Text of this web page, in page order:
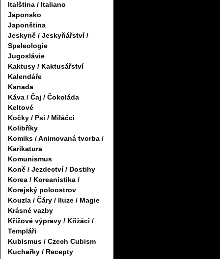
Italština / Italiano
Japonsko
Japonština
Jeskyně / Jeskyňářství /
Speleologie
Jugoslávie
Kaktusy / Kaktusářství
Kalendáře
Kanada
Káva / Čaj / Čokoláda
Keltové
Kočky / Psi / Miláčci
Kolibříky
Komiks / Animovaná tvorba /
Karikatura
Komunismus
Koně / Jezdectví / Dostihy
Korea / Koreanistika /
Korejský poloostrov
Kouzla / Čáry / Iluze / Magie
Krásné vazby
Křížové výpravy / Křižáci /
Templáři
Kubismus / Czech Cubism
Kuchařky / Recepty